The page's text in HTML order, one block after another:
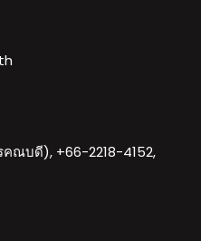
คณบดี), +66-2218-4152,